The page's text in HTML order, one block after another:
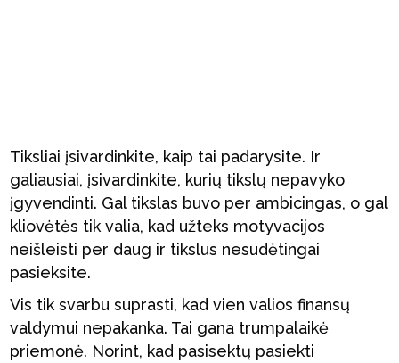
Tiksliai įsivardinkite, kaip tai padarysite. Ir
galiausiai, įsivardinkite, kurių tikslų nepavyko
įgyvendinti. Gal tikslas buvo per ambicingas, o gal
kliovėtės tik valia, kad užteks motyvacijos
neišleisti per daug ir tikslus nesudėtingai
pasieksite.
Vis tik svarbu suprasti, kad vien valios finansų
valdymui nepakanka. Tai gana trumpalaikė
priemonė. Norint, kad pasisektų pasiekti